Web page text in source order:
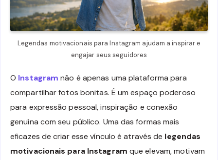
Legendas motivacionais para Instagram ajudam a inspirar e
engajar seus seguidores
O Instagram não é apenas uma plataforma para
compartilhar fotos bonitas. É um espaço poderoso
para expressão pessoal, inspiração e conexão
genuína com seu público. Uma das formas mais
eficazes de criar esse vínculo é através de legendas
motivacionais para Instagram que elevam, motivam